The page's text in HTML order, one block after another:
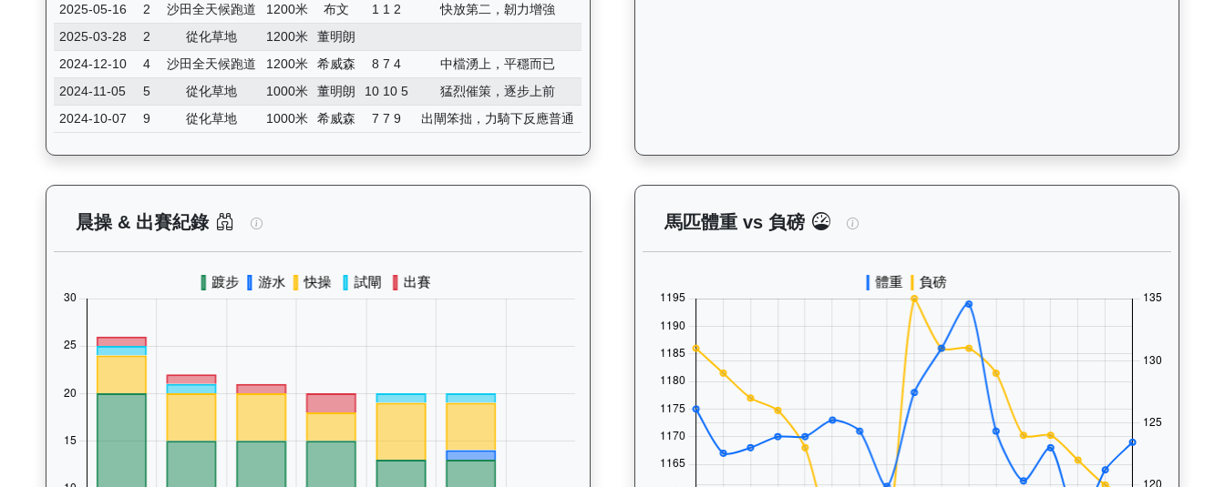
2025-05-16
2 沙田全天候跑道 1200米 布文 1 1 2
快放第二，韌力增強
2025-03-28
2 從化草地 1200米
董明朗
2024-12-10
4 沙田全天候跑道 1200米 希威森 8 7 4
中檔湧上，平穩而已
2024-11-05
5 從化草地 1000米 董明朗 10 10 5
猛烈催策，逐步上前
2024-10-07
9 從化草地 1000米 希威森 7 7 9 出閘笨拙，力騎下反應普通
晨操 & 出賽紀錄 天火同心（J259）— 晨操及出賽紀錄圖表：以月度圖表顯示馬匹訓練活動（慢跑、游泳、快跑）及試閘、正式出賽
馬匹體重 vs 負磅 天火同心（J259）— 馬匹體重與負磅走勢